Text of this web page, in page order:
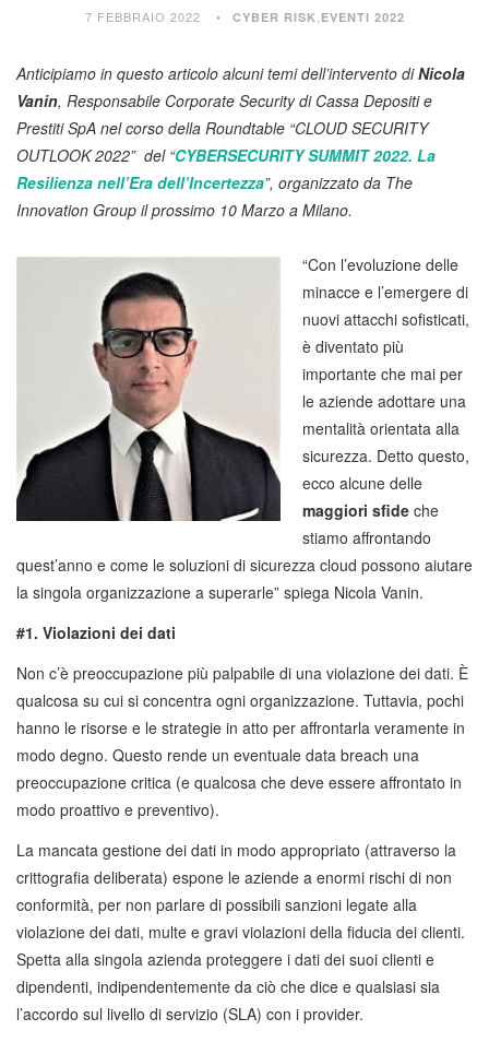
7 FEBBRAIO 2022 CYBER RISK EVENTI 2022
Anticipiamo in questo articolo alcuni temi dell’intervento diNicola
Vanin, Responsabile Corporate Security di Cassa Depositi e
Prestiti SpA nel corso della Roundtable “CLOUD SECURITY
OUTLOOK 2022” del “CYBERSECURITY SUMMIT 2022. La
Resilienza nell’Era dell’Incertezza”, organizzato da The
Innovation Group il prossimo 10 Marzo a Milano.
“Con l’evoluzione delle
minacce e l’emergere di
nuovi attacchi sofisticati,
è diventato più
importante che mai per
le aziende adottare una
mentalità orientata alla
sicurezza. Detto questo,
ecco alcune delle
maggiori sfide che
stiamo affrontando
quest’anno e come le soluzioni di sicurezza cloud possono aiutare
la singola organizzazione a superarle” spiega Nicola Vanin.
#1. Violazioni dei dati
Non c’è preoccupazione più palpabile di una violazione dei dati. È
qualcosa su cui si concentra ogni organizzazione. Tuttavia, pochi
hanno le risorse e le strategie in atto per affrontarla veramente in
modo degno. Questo rende un eventuale data breach una
preoccupazione critica (e qualcosa che deve essere affrontato in
modo proattivo e preventivo).
La mancata gestione dei dati in modo appropriato (attraverso la
crittografia deliberata) espone le aziende a enormi rischi di non
conformità, per non parlare di possibili sanzioni legate alla
violazione dei dati, multe e gravi violazioni della fiducia dei clienti.
Spetta alla singola azienda proteggere i dati dei suoi clienti e
dipendenti, indipendentemente da ciò che dice e qualsiasi sia
l’accordo sul livello di servizio (SLA) con i provider.